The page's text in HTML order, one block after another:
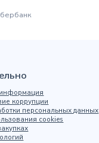
коррупции
персональных данных
cookies